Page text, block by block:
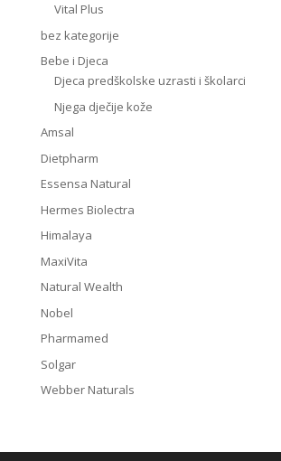
Vital Plus
bez kategorije
Bebe i Djeca
Djeca predškolske uzrasti i školarci
Njega dječije kože
Amsal
Dietpharm
Essensa Natural
Hermes Biolectra
Himalaya
MaxiVita
Natural Wealth
Nobel
Pharmamed
Solgar
Webber Naturals